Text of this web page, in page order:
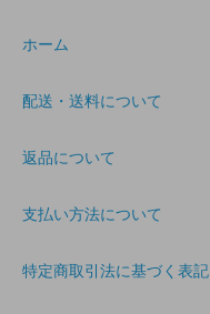
ホーム
配送・送料について
返品について
支払い方法について
特定商取引法に基づく表記